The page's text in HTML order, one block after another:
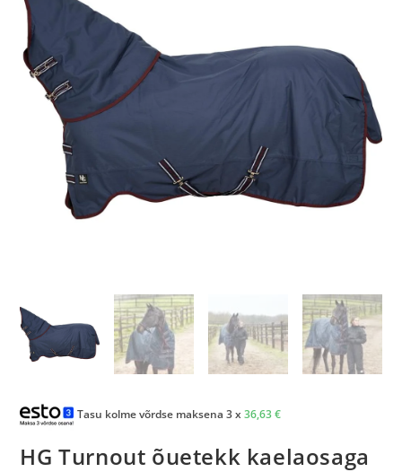
Tasu kolme võrdse maksena 3 x36,63€
HG Turnout õuetekk kaelaosaga